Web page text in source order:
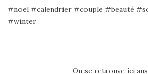
#noel #calendrier #couple #beauté
#winter
On se retrouve ici